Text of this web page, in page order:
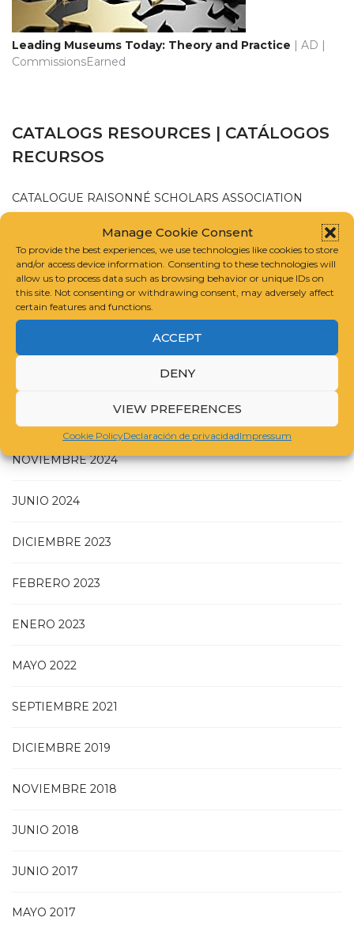
Manage Cookie Consent
To provide the best experiences, we use technologies like cookies to store
and/or access device information. Consenting to these technologies will
allow us to process data such as browsing behavior or unique IDs on
this site. Not consenting or withdrawing consent, may adversely affect
certain features and functions.
ACCEPT
DENY
VIEW PREFERENCES
Cookie PolicyDeclaración de privacidadImpressum
Leading Museums Today: Theory and Practice | AD |
CommissionsEarned
CATALOGS RESOURCES | CATÁLOGOS
RECURSOS
CATALOGUE RAISONNÉ SCHOLARS ASSOCIATION
INTERNATIONAL FOUNDATION FOR ART RESEARCH
GUIDELINES FOR COMPILING A CATALOGUE RAISONNÉ
NOVIEMBRE 2024
JUNIO 2024
DICIEMBRE 2023
FEBRERO 2023
ENERO 2023
MAYO 2022
SEPTIEMBRE 2021
DICIEMBRE 2019
NOVIEMBRE 2018
JUNIO 2018
JUNIO 2017
MAYO 2017